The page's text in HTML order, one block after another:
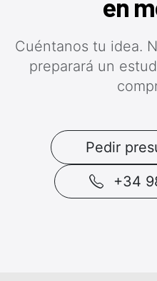
en
Cuéntanos tu idea.
preparará un
Pedir
+34